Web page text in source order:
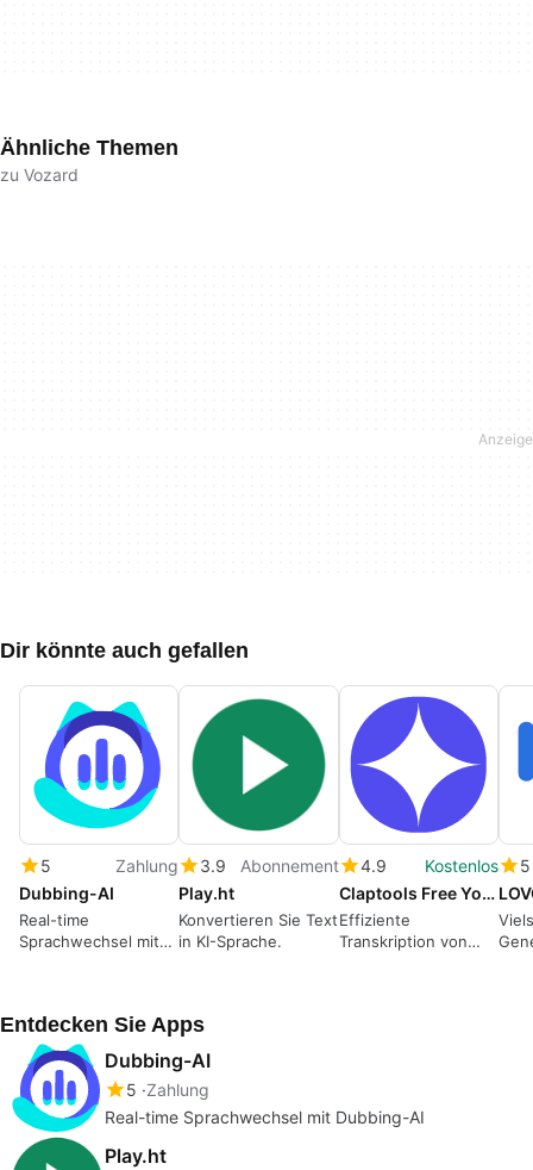
Ähnliche Themen
zu Vozard
Dir könnte auch gefallen
5
Zahlung
Dubbing-AI
Real-time
Sprachwechsel mit
3.9
Abonnement
Play.ht
Konvertieren Sie Text
in KI-Sprache.
4.9
Kostenlos
Claptools Free Youtube Transcriptor
Effiziente
Transkription von
5
Entdecken Sie Apps
Dubbing-AI
5 Zahlung
Real-time Sprachwechsel mit Dubbing-AI
Play.ht